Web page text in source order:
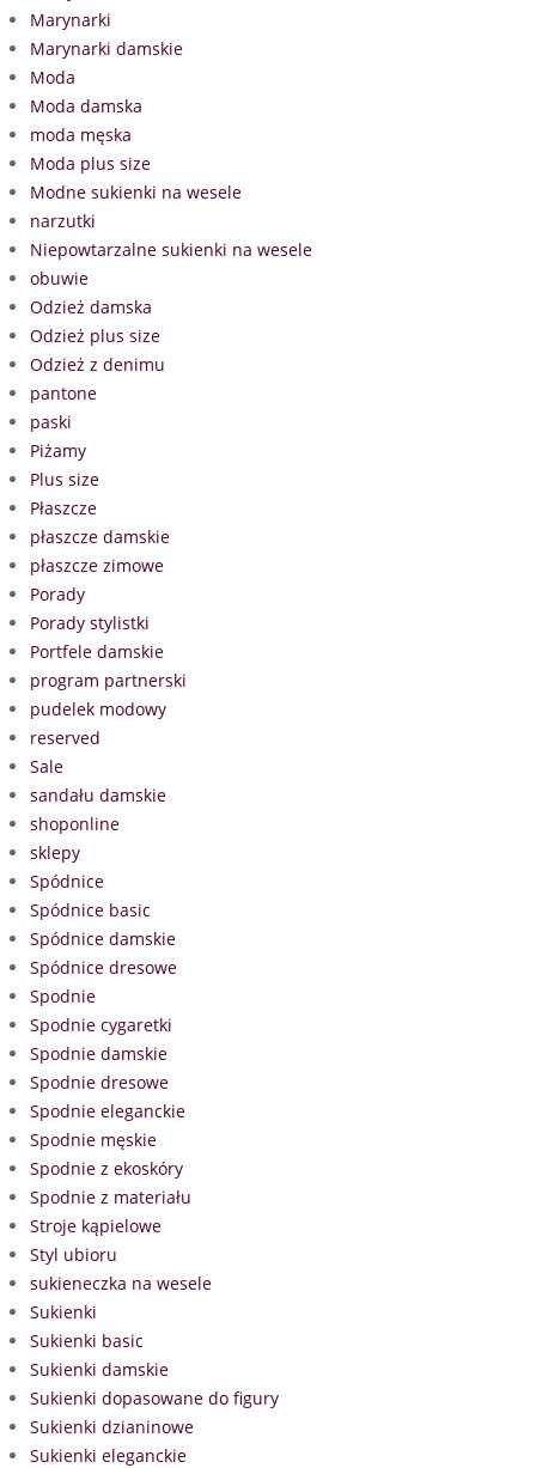
Marynarki
Marynarki damskie
Moda
Moda damska
moda męska
Moda plus size
Modne sukienki na wesele
narzutki
Niepowtarzalne sukienki na wesele
obuwie
Odzież damska
Odzież plus size
Odzież z denimu
pantone
paski
Piżamy
Plus size
Płaszcze
płaszcze damskie
płaszcze zimowe
Porady
Porady stylistki
Portfele damskie
program partnerski
pudelek modowy
reserved
Sale
sandału damskie
shoponline
sklepy
Spódnice
Spódnice basic
Spódnice damskie
Spódnice dresowe
Spodnie
Spodnie cygaretki
Spodnie damskie
Spodnie dresowe
Spodnie eleganckie
Spodnie męskie
Spodnie z ekoskóry
Spodnie z materiału
Stroje kąpielowe
Styl ubioru
sukieneczka na wesele
Sukienki
Sukienki basic
Sukienki damskie
Sukienki dopasowane do figury
Sukienki dzianinowe
Sukienki eleganckie